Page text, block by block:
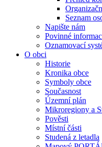
Seznam
Napište nám
Povinné
Oznamovací
O obci
Historie
Kronika obce
Symboly obce
Současnost
Územní plán
Mikroregiony a
Pověsti
Místní části
Studená z letadla